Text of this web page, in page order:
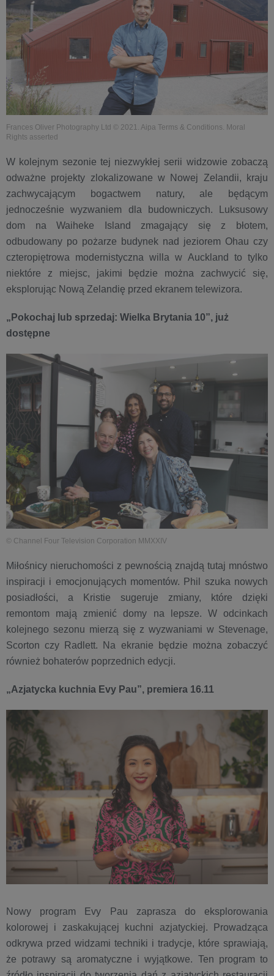
Frances Oliver Photography Ltd © 2021. Aipa Terms & Conditions. Moral
Rights asserted
W kolejnym sezonie tej niezwykłej serii widzowie zobaczą
odważne projekty zlokalizowane w Nowej Zelandii, kraju
zachwycającym bogactwem natury, ale będącym
jednocześnie wyzwaniem dla budowniczych. Luksusowy
dom na Waiheke Island zmagający się z błotem,
odbudowany po pożarze budynek nad jeziorem Ohau czy
czteropiętrowa modernistyczna willa w Auckland to tylko
niektóre z miejsc, jakimi będzie można zachwycić się,
eksplorując Nową Zelandię przed ekranem telewizora.
„Pokochaj lub sprzedaj: Wielka Brytania 10”, już
dostępne
© Channel Four Television Corporation MMXXIV
Miłośnicy nieruchomości z pewnością znajdą tutaj mnóstwo
inspiracji i emocjonujących momentów. Phil szuka nowych
posiadłości, a Kristie sugeruje zmiany, które dzięki
remontom mają zmienić domy na lepsze. W odcinkach
kolejnego sezonu mierzą się z wyzwaniami w Stevenage,
Scorton czy Radlett. Na ekranie będzie można zobaczyć
również bohaterów poprzednich edycji.
„Azjatycka kuchnia Evy Pau”, premiera 16.11
Nowy program Evy Pau zaprasza do eksplorowania
kolorowej i zaskakującej kuchni azjatyckiej. Prowadząca
odkrywa przed widzami techniki i tradycje, które sprawiają,
że potrawy są aromatyczne i wyjątkowe. Ten program to